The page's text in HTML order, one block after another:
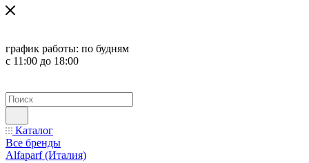
график работы: по будням
с 11:00 до 18:00
Каталог
Все бренды
Alfaparf (Италия)